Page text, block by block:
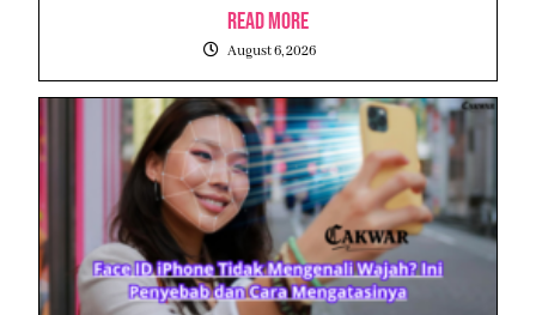
Read More
August 6, 2026